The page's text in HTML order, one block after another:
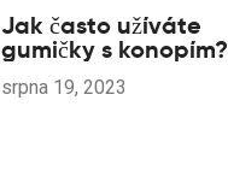
Jak často užíváte
gumičky s konopím?
srpna 19, 2023